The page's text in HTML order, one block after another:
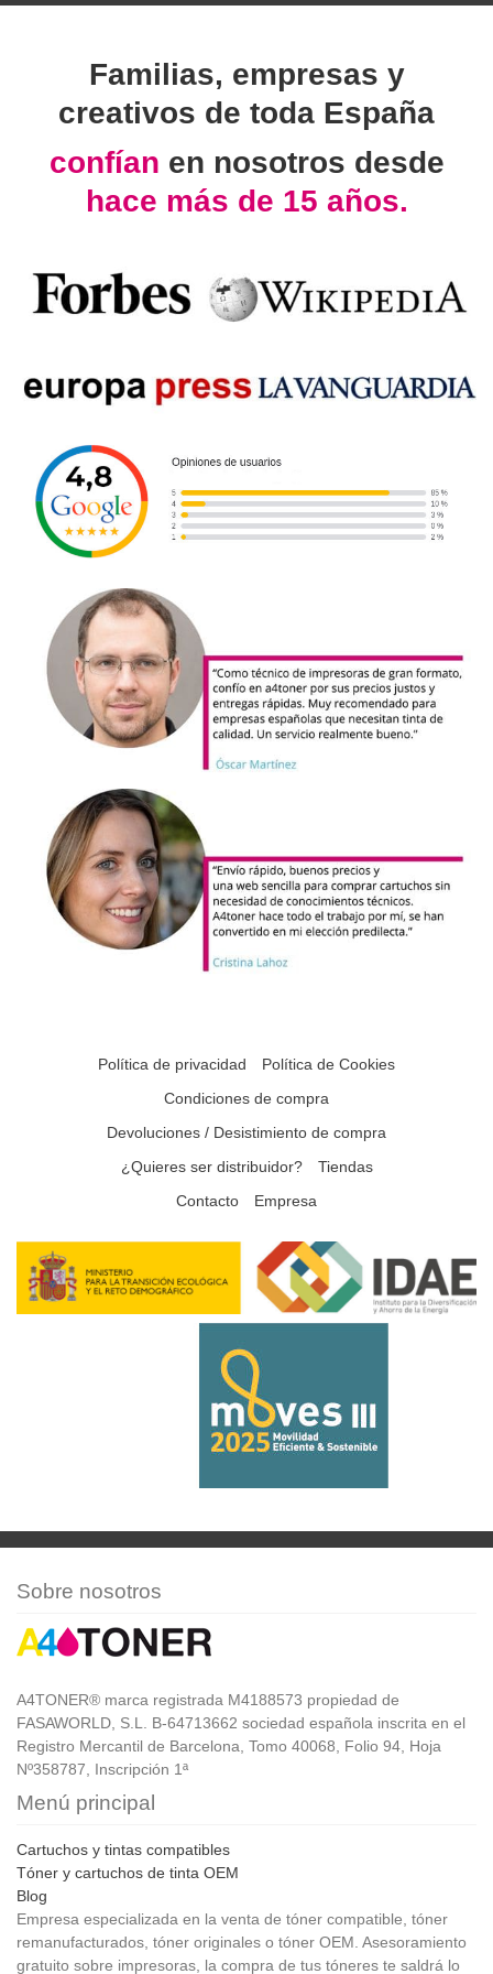
Familias, empresas y
creativos de toda España
confían en nosotros desde
hace más de 15 años.
Política de privacidad
Política de Cookies
Condiciones de compra
Devoluciones / Desistimiento de compra
¿Quieres ser distribuidor?
Tiendas
Contacto
Empresa
Sobre nosotros
A4TONER® marca registrada M4188573 propiedad de
FASAWORLD, S.L. B-64713662 sociedad española inscrita en el
Registro Mercantil de Barcelona, Tomo 40068, Folio 94, Hoja
Nº358787, Inscripción 1ª
Menú principal
Cartuchos y tintas compatibles
Tóner y cartuchos de tinta OEM
Blog
Empresa especializada en la venta de tóner compatible, tóner
remanufacturados, tóner originales o tóner OEM. Asesoramiento
gratuito sobre impresoras, la compra de tus tóneres te saldrá lo